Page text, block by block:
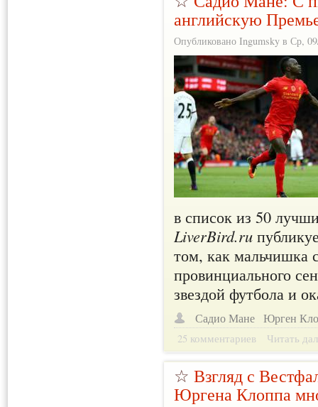
английскую
Опубликовано Ingumsky в Ср,
в список из 50
LiverBird.ru
том, как мальчишка
провинциального
звездой футбола и
Садио Мане Юрген
25 комментариев Читать
☆ Взгляд с
Юргена Клоппа